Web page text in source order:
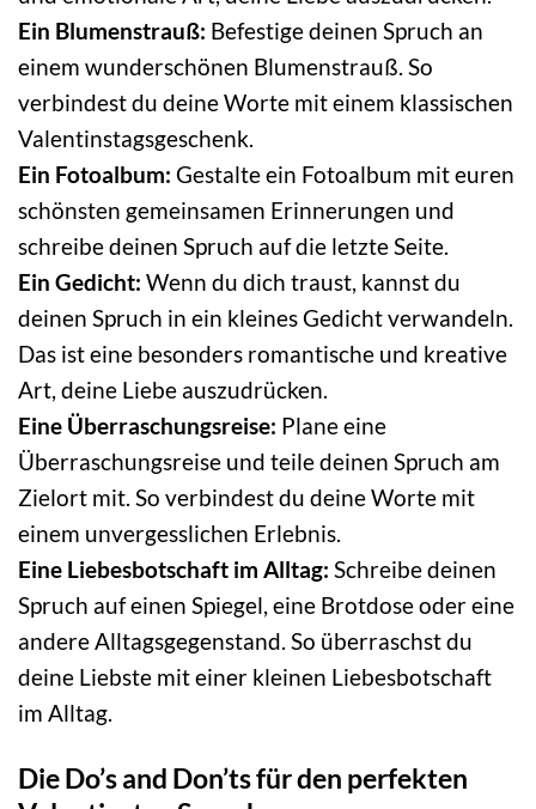
Ein Blumenstrauß: Befestige deinen Spruch an
einem wunderschönen Blumenstrauß. So
verbindest du deine Worte mit einem klassischen
Valentinstagsgeschenk.
Ein Fotoalbum: Gestalte ein Fotoalbum mit euren
schönsten gemeinsamen Erinnerungen und
schreibe deinen Spruch auf die letzte Seite.
Ein Gedicht: Wenn du dich traust, kannst du
deinen Spruch in ein kleines Gedicht verwandeln.
Das ist eine besonders romantische und kreative
Art, deine Liebe auszudrücken.
Eine Überraschungsreise: Plane eine
Überraschungsreise und teile deinen Spruch am
Zielort mit. So verbindest du deine Worte mit
einem unvergesslichen Erlebnis.
Eine Liebesbotschaft im Alltag: Schreibe deinen
Spruch auf einen Spiegel, eine Brotdose oder eine
andere Alltagsgegenstand. So überraschst du
deine Liebste mit einer kleinen Liebesbotschaft
im Alltag.
Die Do’s and Don’ts für den perfekten